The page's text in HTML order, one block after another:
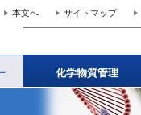
本文へ サイトマップ
化学物質管理